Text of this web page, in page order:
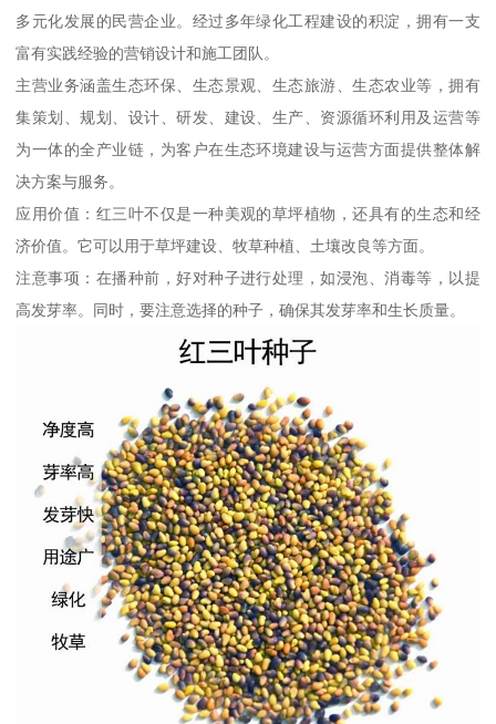
多元化发展的民营企业。经过多年绿化工程建设的积淀，拥有一支
富有实践经验的营销设计和施工团队。
主营业务涵盖生态环保、生态景观、生态旅游、生态农业等，拥有
集策划、规划、设计、研发、建设、生产、资源循环利用及运营等
为一体的全产业链，为客户在生态环境建设与运营方面提供整体解
决方案与服务。
应用价值：红三叶不仅是一种美观的草坪植物，还具有的生态和经
济价值。它可以用于草坪建设、牧草种植、土壤改良等方面。
注意事项：在播种前，好对种子进行处理，如浸泡、消毒等，以提
高发芽率。同时，要注意选择的种子，确保其发芽率和生长质量。